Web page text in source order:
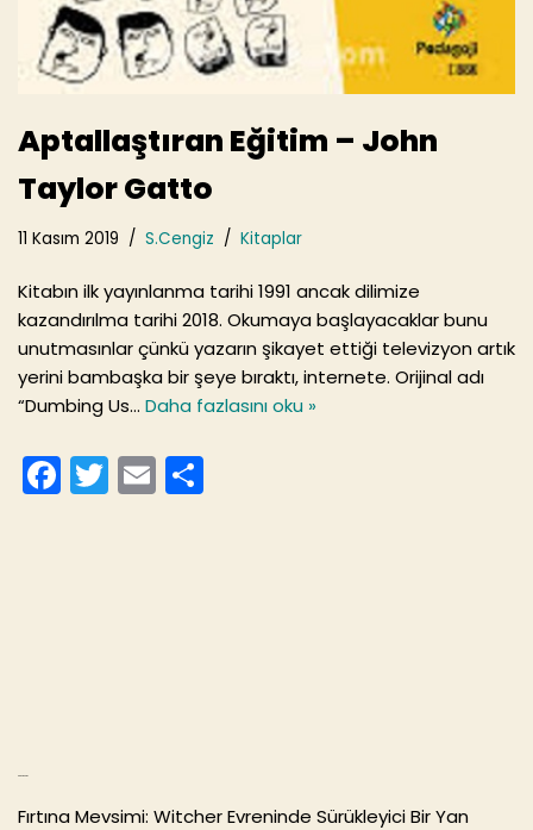
Aptallaştıran Eğitim – John
Taylor Gatto
11 Kasım 2019 S.Cengiz Kitaplar
Kitabın ilk yayınlanma tarihi 1991 ancak dilimize
kazandırılma tarihi 2018. Okumaya başlayacaklar bunu
unutmasınlar çünkü yazarın şikayet ettiği televizyon artık
yerini bambaşka bir şeye bıraktı, internete. Orijinal adı
“Dumbing Us… Daha fazlasını oku »
F
a
T
w
E
m
Fırtına Mevsimi: Witcher Evreninde Sürükleyici Bir Yan